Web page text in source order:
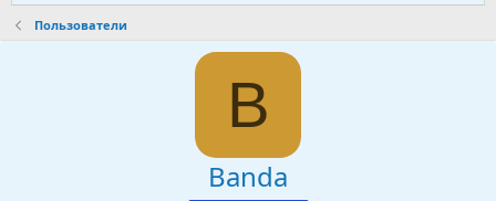
Пользователи
B
Banda